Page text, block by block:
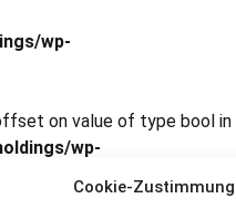
Cookie-
wp-
on value of type bool in
wp-